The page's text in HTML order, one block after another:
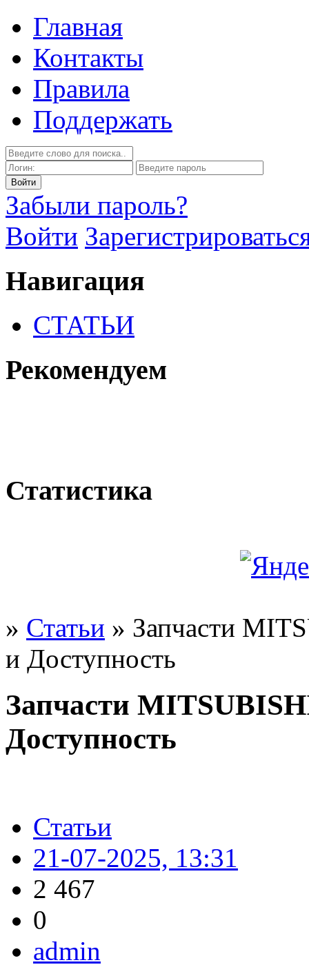
Главная
Контакты
Правила
Поддержать
Забыли пароль?
Войти
Навигация
СТАТЬИ
Рекомендуем
Статистика
» Статьи » Запчасти
и Доступность
Запчасти
Доступность
Статьи
21-07-2025, 13:31
2 467
0
admin